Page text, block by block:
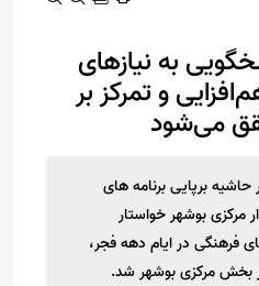
به نیازهای
و تمرکز بر
می‌شود
در حاشیه برپایی برنامه های
مرکزی بوشهر خواستار
فرهنگی در ایام دهه فجر،
بخش مرکزی بوشهر شد.